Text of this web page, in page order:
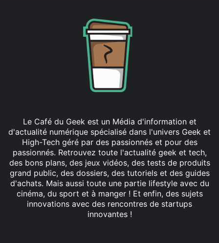
Le Café du Geek est un Média d'information et
d'actualité numérique spécialisé dans l'univers Geek et
High-Tech géré par des passionnés et pour des
passionnés. Retrouvez toute l'actualité geek et tech,
des bons plans, des jeux vidéos, des tests de produits
grand public, des dossiers, des tutoriels et des guides
d'achats. Mais aussi toute une partie lifestyle avec du
cinéma, du sport et à manger ! Et enfin, des sujets
innovations avec des rencontres de startups
innovantes !